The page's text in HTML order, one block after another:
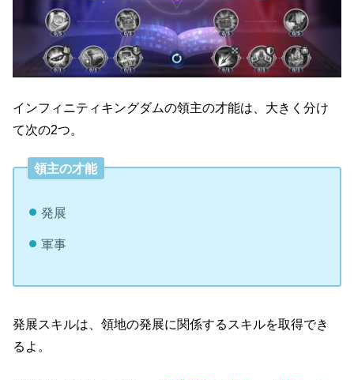
インフィニティキングダムの領主の才能は、大きく分け
て次の2つ。
領主の才能
発展
軍事
発展スキルは、領地の発展に関係するスキルを取得でき
るよ。